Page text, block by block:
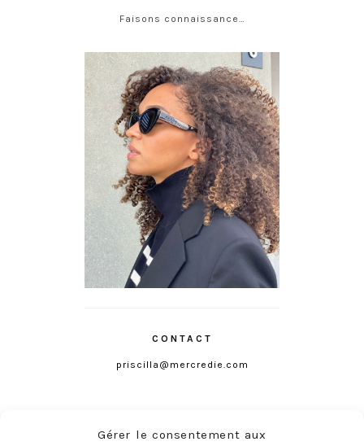
Gérer le consentement aux
Faisons connaissance…
CONTACT
priscilla@mercredie.com
mercredie